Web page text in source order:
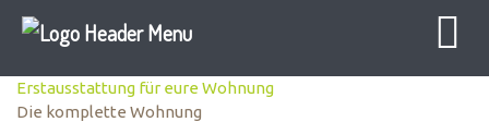
Erstausstattung für eure Wohnung
Die komplette Wohnung